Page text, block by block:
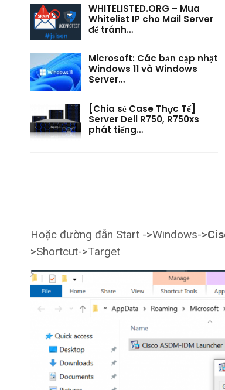
WHITELISTED.ORG – Mua
Whitelist IP cho Mail Server
để tránh…
Microsoft: Các bản cập nhật
Windows 11 và Windows
Server…
[Chia sẻ Case Thực Tế]
Server Dell R750, R750xs
phát tiếng…
Hoặc đường đẫn Start ->Windows->
>Shortcut->Target